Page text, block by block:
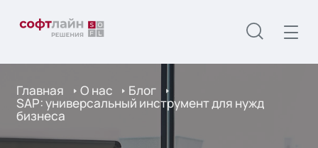
Главная О нас Блог
SAP: универсальный инструмент для нужд
бизнеса